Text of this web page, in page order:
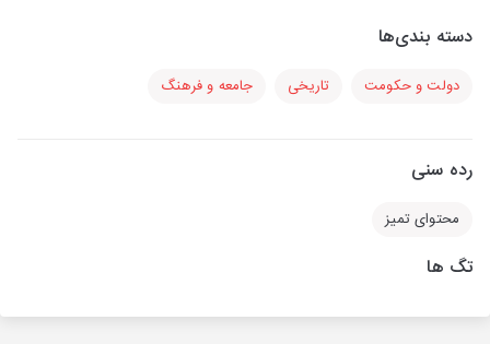
دسته بندی‌ها
دولت و حکومت تاریخی جامعه و فرهنگ
رده سنی
محتوای تمیز
تگ ها